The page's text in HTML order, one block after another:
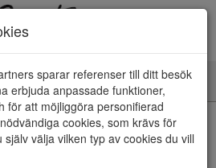
Visa filter
sparar referenser till ditt besök
erbjuda anpassade funktioner,
för att möjliggöra personifierad
cookies, som krävs för
välja vilken typ av cookies du vill